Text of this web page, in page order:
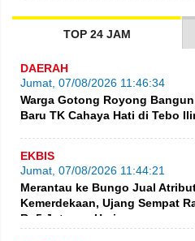
TOP 24 JAM
DAERAH
Jumat, 07/08/2026 11:46:34
Warga Gotong Royong
Baru TK Cahaya Hati di Tebo
EKBIS
Jumat, 07/08/2026 11:44:21
Merantau ke Bungo Jual
Kemerdekaan, Ujang Sempat
Rp5 Juta per Hari